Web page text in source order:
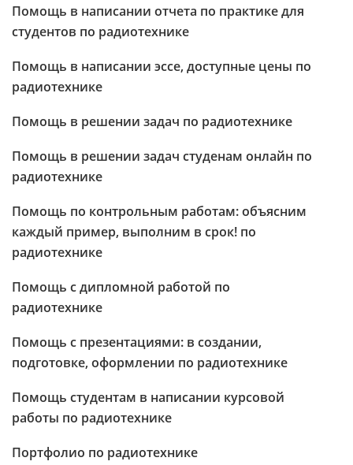
Помощь в написании отчета по практике для
студентов по радиотехнике
Помощь в написании эссе, доступные цены по
радиотехнике
Помощь в решении задач по радиотехнике
Помощь в решении задач студенам онлайн по
радиотехнике
Помощь по контрольным работам: объясним
каждый пример, выполним в срок! по
радиотехнике
Помощь с дипломной работой по
радиотехнике
Помощь с презентациями: в создании,
подготовке, оформлении по радиотехнике
Помощь студентам в написании курсовой
работы по радиотехнике
Портфолио по радиотехнике